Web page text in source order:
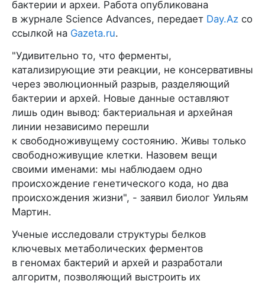
бактерии и археи. Работа опубликована
в журнале Science Advances, передает Day.Az со
ссылкой на Gazeta.ru.
"Удивительно то, что ферменты,
катализирующие эти реакции, не консервативны
через эволюционный разрыв, разделяющий
бактерии и архей. Новые данные оставляют
лишь один вывод: бактериальная и архейная
линии независимо перешли
к свободноживущему состоянию. Живы только
свободноживущие клетки. Назовем вещи
своими именами: мы наблюдаем одно
происхождение генетического кода, но два
происхождения жизни", - заявил биолог Уильям
Мартин.
Ученые исследовали структуры белков
ключевых метаболических ферментов
в геномах бактерий и архей и разработали
алгоритм, позволяющий выстроить их